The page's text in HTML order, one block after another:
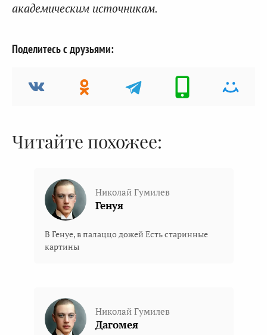
академическим источникам.
Поделитесь с друзьями:
Читайте похожее:
Николай Гумилев
Генуя
В Генуе, в палаццо дожей Есть старинные
картины
Николай Гумилев
Дагомея